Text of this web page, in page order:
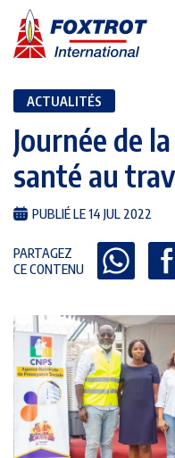
ACTUALITÉS
Journée de
santé au
PUBLIÉ LE 14 JUL 2022
PARTAGEZ
CE CONTENU